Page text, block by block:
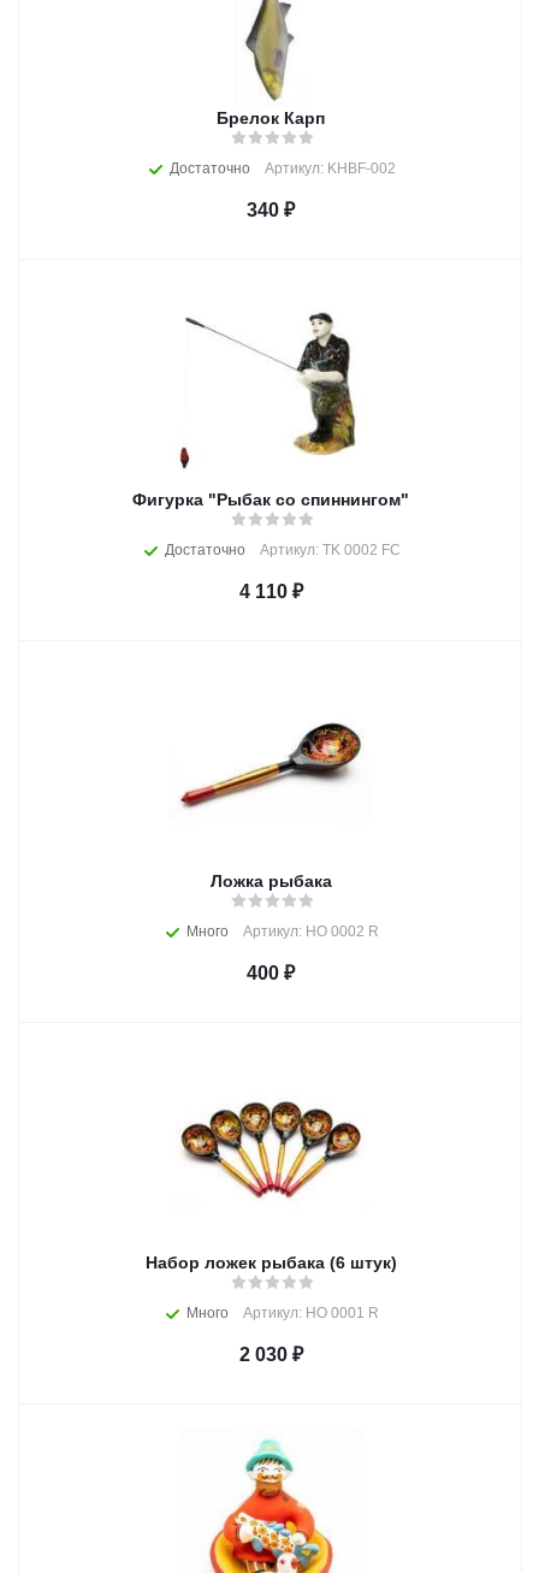
Брелок Карп
Достаточно Артикул: KHBF-002
340 ₽
Фигурка "Рыбак со спиннингом"
Достаточно Артикул: TK 0002 FC
4 110₽
Ложка рыбака
Много Артикул: HO 0002 R
400 ₽
Набор ложек рыбака (6 штук)
Много Артикул: HO 0001 R
2 030₽